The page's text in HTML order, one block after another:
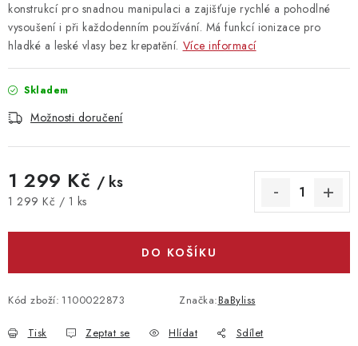
konstrukcí pro snadnou manipulaci a zajišťuje rychlé a pohodlné
vysoušení i při každodenním používání. Má funkcí ionizace pro
hladké a leské vlasy bez krepatění. Více informací
Skladem
Možnosti doručení
1 299 Kč / ks
Měrná cena:
1 299 Kč / 1 ks
DO KOŠÍKU
Kód zboží: 1100022873 Značka:BaByliss
Tisk Zeptat se Hlídat Sdílet